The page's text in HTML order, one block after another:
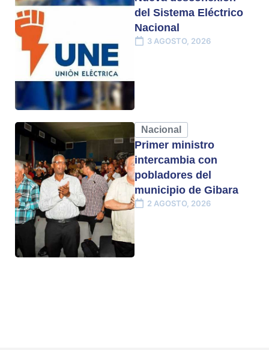
del Sistema Eléctrico
Nacional
3 AGOSTO, 2026
Nacional
Primer ministro
intercambia con
pobladores del
municipio de Gibara
2 AGOSTO, 2026